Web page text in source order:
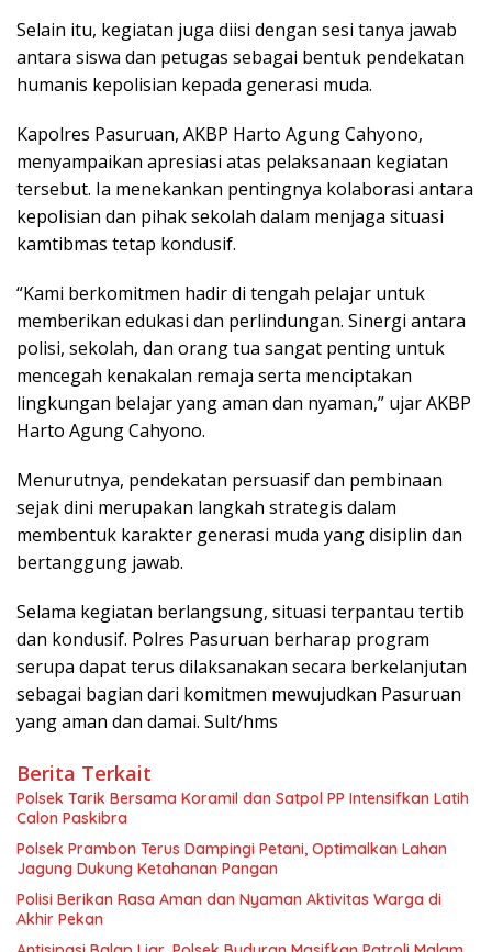
Selain itu, kegiatan juga diisi dengan sesi tanya jawab
antara siswa dan petugas sebagai bentuk pendekatan
humanis kepolisian kepada generasi muda.
Kapolres Pasuruan, AKBP Harto Agung Cahyono,
menyampaikan apresiasi atas pelaksanaan kegiatan
tersebut. Ia menekankan pentingnya kolaborasi antara
kepolisian dan pihak sekolah dalam menjaga situasi
kamtibmas tetap kondusif.
“Kami berkomitmen hadir di tengah pelajar untuk
memberikan edukasi dan perlindungan. Sinergi antara
polisi, sekolah, dan orang tua sangat penting untuk
mencegah kenakalan remaja serta menciptakan
lingkungan belajar yang aman dan nyaman,” ujar AKBP
Harto Agung Cahyono.
Menurutnya, pendekatan persuasif dan pembinaan
sejak dini merupakan langkah strategis dalam
membentuk karakter generasi muda yang disiplin dan
bertanggung jawab.
Selama kegiatan berlangsung, situasi terpantau tertib
dan kondusif. Polres Pasuruan berharap program
serupa dapat terus dilaksanakan secara berkelanjutan
sebagai bagian dari komitmen mewujudkan Pasuruan
yang aman dan damai. Sult/hms
Berita Terkait
Polsek Tarik Bersama Koramil dan Satpol PP Intensifkan Latih
Calon Paskibra
Polsek Prambon Terus Dampingi Petani, Optimalkan Lahan
Jagung Dukung Ketahanan Pangan
Polisi Berikan Rasa Aman dan Nyaman Aktivitas Warga di
Akhir Pekan